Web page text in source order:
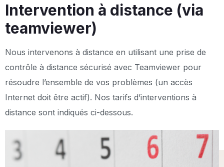
Intervention à distance (via
teamviewer)
Nous intervenons à distance en utilisant une prise de
contrôle à distance sécurisé avec Teamviewer pour
résoudre l’ensemble de vos problèmes (un accès
Internet doit être actif). Nos tarifs d’interventions à
distance sont indiqués ci-dessous.